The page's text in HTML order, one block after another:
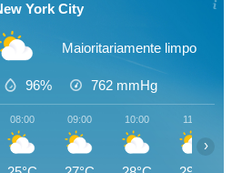
York City
Maioritariamente limpo
96% 762 mmHg
08:00 09:00 10:00 11:00
›